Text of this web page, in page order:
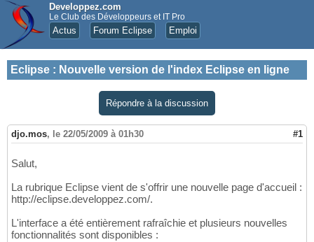
Developpez.com
Le Club des Développeurs et IT Pro
Actus Forum Eclipse Emploi
Eclipse : Nouvelle version de l'index Eclipse en ligne
Répondre à la discussion
djo.mos, le 22/05/2009 à 01h30 #1
Salut,
La rubrique Eclipse vient de s'offrir une nouvelle page d'accueil :
http://eclipse.developpez.com/.
L'interface a été entièrement rafraîchie et plusieurs nouvelles
fonctionnalités sont disponibles :